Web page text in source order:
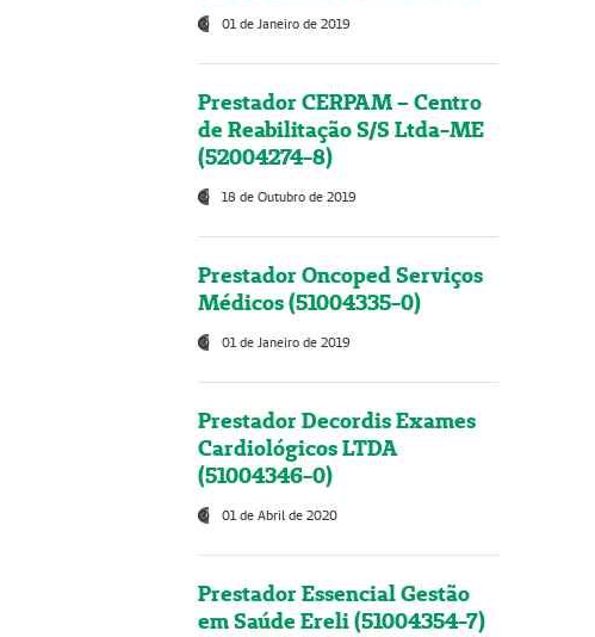
01 de Janeiro de 2019
Prestador CERPAM – Centro
de Reabilitação S/S Ltda-ME
(52004274-8)
18 de Outubro de 2019
Prestador Oncoped Serviços
Médicos (51004335-0)
01 de Janeiro de 2019
Prestador Decordis Exames
Cardiológicos LTDA
(51004346-0)
01 de Abril de 2020
Prestador Essencial Gestão
em Saúde Ereli (51004354-7)